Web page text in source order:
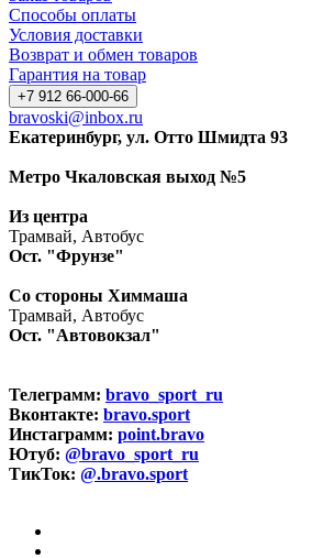
Способы оплаты
Условия доставки
Возврат и обмен товаров
Гарантия на товар
+7 912 66-000-66
bravoski@inbox.ru
Екатеринбург, ул. Отто Шмидта 93
Метро Чкаловская выход №5
Из центра
Трамвай, Автобус
Ост. "Фрунзе"
Со стороны Химмаша
Трамвай, Автобус
Ост. "Автовокзал"
Телеграмм: bravo_sport_ru
Вконтакте: bravo.sport
Инстаграмм: point.bravo
Ютуб: @bravo_sport_ru
ТикТок: @.bravo.sport